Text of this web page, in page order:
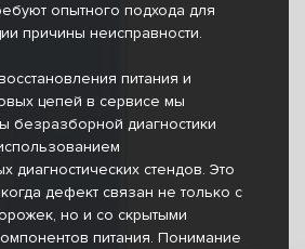
опытного подхода для
причины неисправности.
питания и
цепей в сервисе мы
безразборной диагностики
диагностических стендов. Это
дефект связан не только с
но и со скрытыми
питания. Понимание